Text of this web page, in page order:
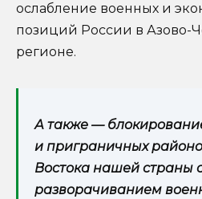
ослабление военных и
позиций России в Азово-
регионе.
А также —
и приграничных
Востока нашей страны
разворачиванием